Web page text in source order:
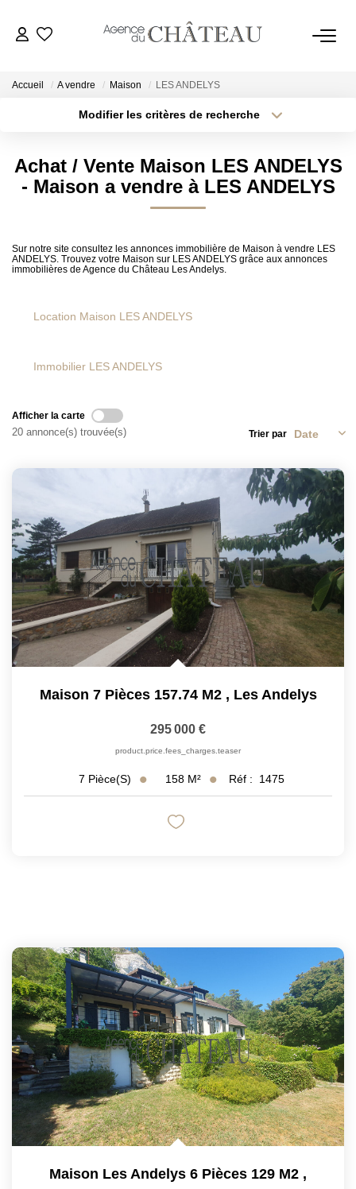
VENDRE
Biens Vendus
L'AGENCE
Accueil A vendre Maison LES ANDELYS
Modifier les critères de recherche
Sélectionnez...
Type de bien
Surface min
Créer une alerte
Achat / Vente Maison LES ANDELYS
- Maison a vendre à LES ANDELYS
Sur notre site consultez les annonces immobilière de Maison à vendre LES
ANDELYS. Trouvez votre Maison sur LES ANDELYS grâce aux annonces
immobilières de Agence du Château Les Andelys.
Location Maison LES ANDELYS
Immobilier LES ANDELYS
Afficher la carte
20 annonce(s) trouvée(s) Trier par
Maison 7 Pièces 157.74 M2 , Les Andelys
295 000 €
product.price.fees_charges.teaser
7 Pièce(s) 158 M² Réf : 1475
Maison Les Andelys 6 Pièces 129 M2 ,